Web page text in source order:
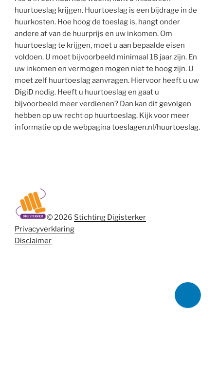
huurtoeslag krijgen. Huurtoeslag is een bijdrage in de
huurkosten. Hoe hoog de toeslag is, hangt onder
andere af van de huurprijs en uw inkomen. Om
huurtoeslag te krijgen, moet u aan bepaalde eisen
voldoen. U moet bijvoorbeeld minimaal 18 jaar zijn. En
uw inkomen en vermogen mogen niet te hoog zijn. U
moet zelf huurtoeslag aanvragen. Hiervoor heeft u uw
DigiD nodig. Heeft u huurtoeslag en gaat u
bijvoorbeeld meer verdienen? Dan kan dit gevolgen
hebben op uw recht op huurtoeslag. Kijk voor meer
informatie op de webpaginatoeslagen.nl/huurtoeslag.
© 2026 Stichting Digisterker
Privacyverklaring
Disclaimer